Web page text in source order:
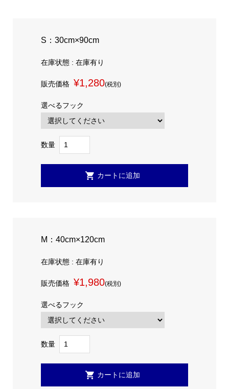
S：30cm×90cm
在庫状態 : 在庫有り
販売価格 ¥1,280(税別)
選べるフック
数量
M：40cm×120cm
在庫状態 : 在庫有り
販売価格 ¥1,980(税別)
選べるフック
数量